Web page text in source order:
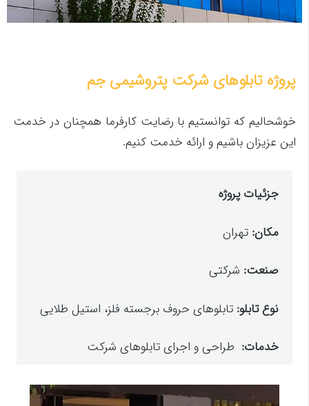
پروژه تابلوهای شرکت پتروشیمی جم
خوشحالیم که توانستیم با رضایت کارفرما همچنان در خدمت
این عزیزان باشیم و ارائه خدمت کنیم.
جزئیات پروژه
مکان: تهران
صنعت: شرکتی
نوع تابلو: تابلوهای حروف برجسته فلز، استیل طلایی
خدمات: طراحی و اجرای تابلوهای شرکت